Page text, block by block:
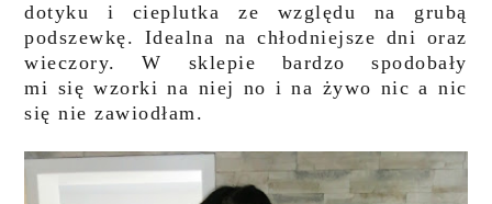
dotyku i cieplutka ze względu na grubą
podszewkę. Idealna na chłodniejsze dni oraz
wieczory. W sklepie bardzo spodobały
mi się wzorki na niej no i na żywo nic a nic
się nie zawiodłam.